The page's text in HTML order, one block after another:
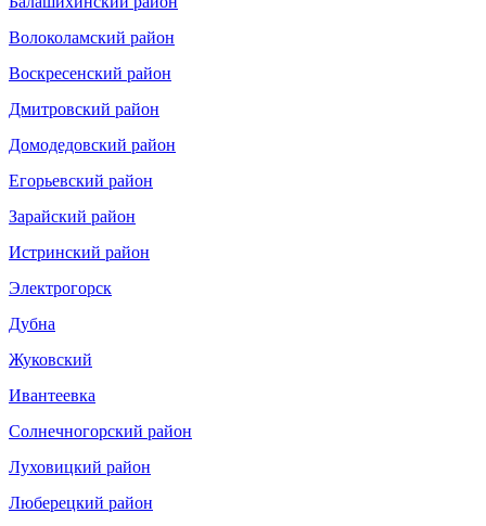
Волоколамский район
Воскресенский район
Дмитровский район
Домодедовский район
Егорьевский район
Зарайский район
Истринский район
Электрогорск
Дубна
Жуковский
Ивантеевка
Солнечногорский район
Луховицкий район
Люберецкий район